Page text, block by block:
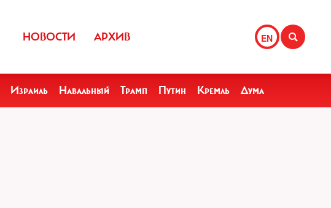
EN
НОВОСТИ АРХИВ
Израиль Навальный Трамп Путин Кремль Дума